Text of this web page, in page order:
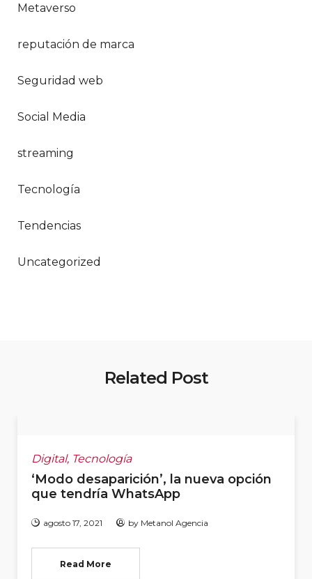
Metaverso
reputación de marca
Seguridad web
Social Media
streaming
Tecnología
Tendencias
Uncategorized
Related Post
Digital, Tecnología
‘Modo desaparición’, la nueva opción
que tendría WhatsApp
agosto 17, 2021 by Metanol Agencia
Read More